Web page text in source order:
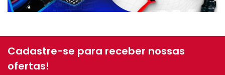
Cadastre-se para receber nossas
ofertas!